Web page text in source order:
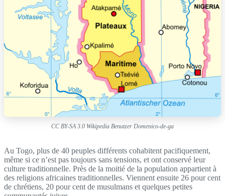
CC BY-SA 3.0 Wikipedia Benutzer Domenico-de-ga
Au Togo, plus de 40 peuples différents cohabitent pacifiquement,
même si ce n’est pas toujours sans tensions, et ont conservé leur
culture traditionnelle. Près de la moitié de la population appartient à
des religions africaines traditionnelles. Viennent ensuite 26 pour cent
de chrétiens, 20 pour cent de musulmans et quelques petites